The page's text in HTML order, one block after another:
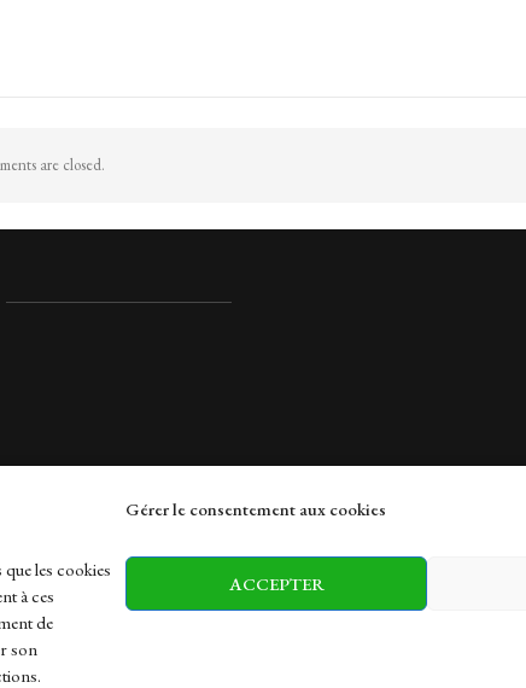
Gérer le consentement aux cookies
les cookies
à ces
de
son
ACCEPTER
are closed.